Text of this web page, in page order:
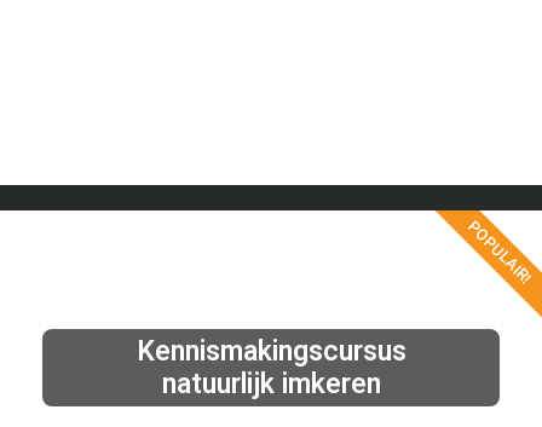
Kennismakingscursus
natuurlijk imkeren
POPULAIR!